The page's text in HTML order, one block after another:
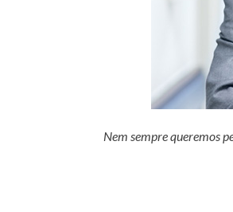
Nem sempre queremos